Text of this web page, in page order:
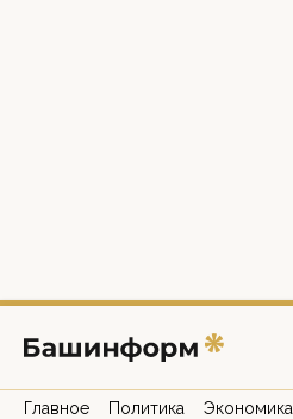
Главное Политика Экономика